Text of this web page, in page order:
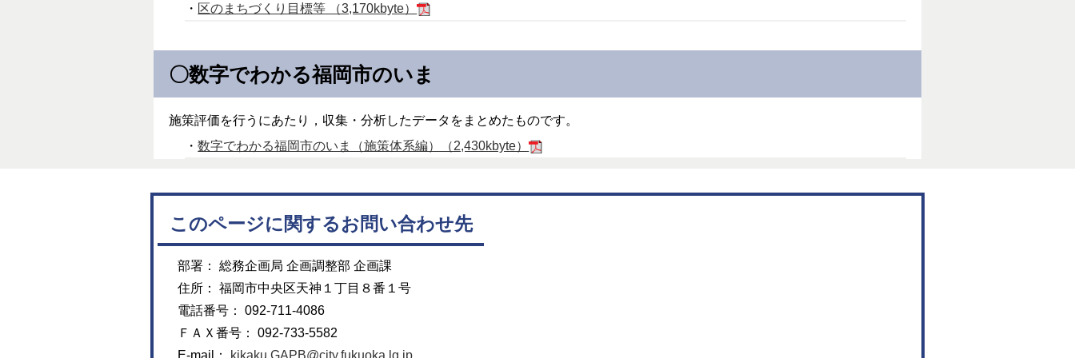
・ 区のまちづくり目標等 （3,170kbyte）
〇数字でわかる福岡市のいま
施策評価を行うにあたり，収集・分析したデータをまとめたものです。
・数字でわかる福岡市のいま（施策体系編）（2,430kbyte）
このページに関するお問い合わせ先
部署： 総務企画局 企画調整部 企画課
住所： 福岡市中央区天神１丁目８番１号
電話番号： 092-711-4086
ＦＡＸ番号： 092-733-5582